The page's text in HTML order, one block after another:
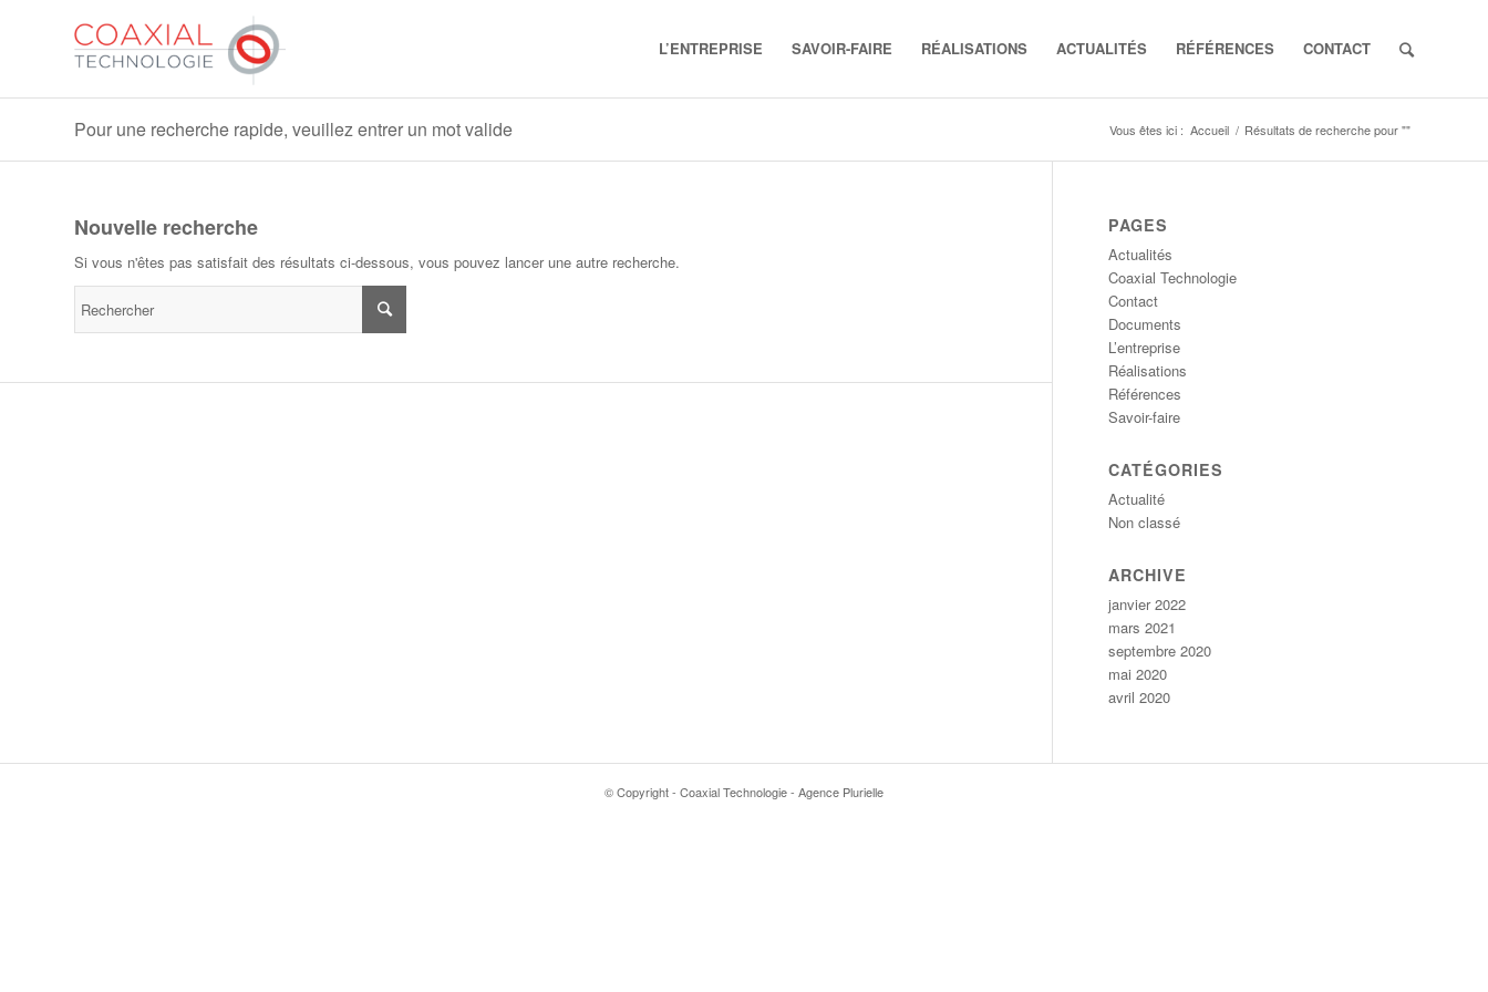
L’ENTREPRISE SAVOIR-FAIRE RÉALISATIONS ACTUALITÉS RÉFÉRENCES CONTACT
Pour une recherche rapide, veuillez entrer un mot valide Vous êtes ici : Accueil / Résultats de recherche pour ""
Nouvelle recherche
Si vous n'êtes pas satisfait des résultats ci-dessous, vous pouvez lancer une autre recherche.
PAGES
Actualités
Coaxial Technologie
Contact
Documents
L’entreprise
Réalisations
Références
Savoir-faire
CATÉGORIES
Actualité
Non classé
ARCHIVE
janvier 2022
mars 2021
septembre 2020
mai 2020
avril 2020
© Copyright - Coaxial Technologie - Agence Plurielle